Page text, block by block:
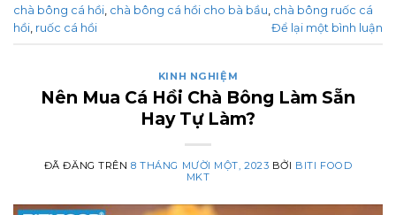
chà bông cá hồi chà bông cá hồi cho bà bầu chà bông ruốc cá
hồi ruốc cá hồi Để lại một bình luận
KINH NGHIỆM
Nên Mua Cá Hồi Chà Bông Làm Sẵn
Hay Tự Làm?
ĐÃ ĐĂNG TRÊN8 THÁNG MƯỜI MỘT, 2023 BỞI BITI FOOD
MKT